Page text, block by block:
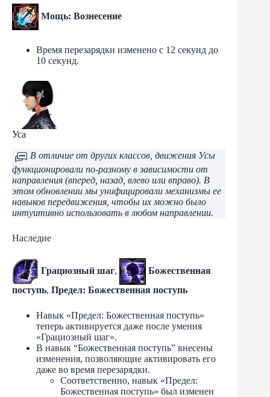
Мощь: Вознесение
Время перезарядки изменено с 12 секунд до
10 секунд.
Уса
В отличие от других классов, движения Усы
функционировали по-разному в зависимости от
направления (вперед, назад, влево или вправо). В
этом обновлении мы унифицировали механизмы ее
навыков передвижения, чтобы их можно было
интуитивно использовать в любом направлении.
Наследие
Грациозный шаг,
Божественная
поступь, Предел: Божественная поступь
Навык «Предел: Божественная поступь»
теперь активируется даже после умения
«Грациозный шаг».
В навык “Божественная поступь” внесены
изменения, позволяющие активировать его
даже во время перезарядки.
Соответственно, навык «Предел:
Божественная поступь» был изменен